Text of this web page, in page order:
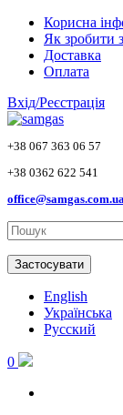
Skip to main
Корисна
Як зробити
Доставка
Оплата
Вхід/Реєстрація
+38 067 363 06 57
+38 0362 622 541
Застосувати
English
Українська
Русский
0